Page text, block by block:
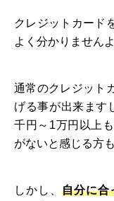
クレジットカード
よく分かりませんよ
通常のクレジット
げる事が出来ます
千円～1万円以上
がないと感じる方
しかし、自分に合